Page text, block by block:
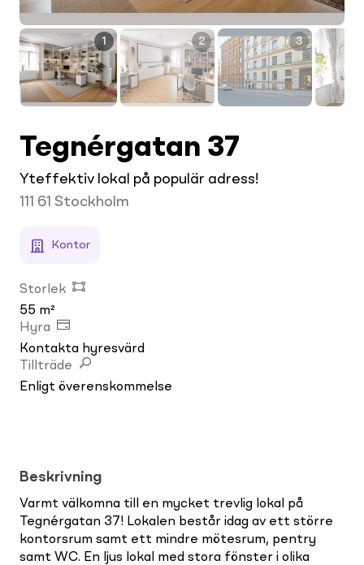
1 2 3
Tegnérgatan 37
Yteffektiv lokal på populär adress!
111 61 Stockholm
Kontor
Storlek
55 m²
Hyra
Kontakta hyresvärd
Tillträde
Enligt överenskommelse
Beskrivning
Varmt välkomna till en mycket trevlig lokal på
Tegnérgatan 37! Lokalen består idag av ett större
kontorsrum samt ett mindre mötesrum, pentry
samt WC. En ljus lokal med stora fönster i olika